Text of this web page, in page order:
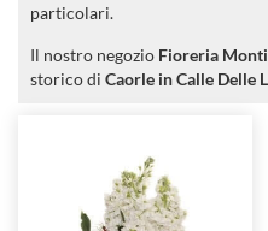
particolari.
Il nostro negozio Fioreria
storico di Caorle in Calle Delle